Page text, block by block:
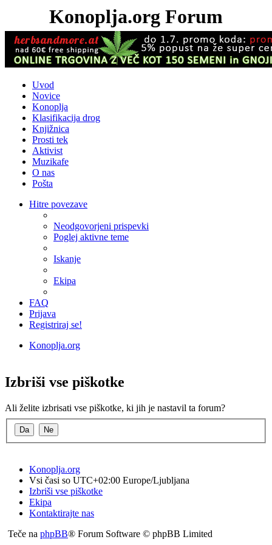
Konoplja.org Forum
Uvod
Novice
Konoplja
Klasifikacija drog
Knjižnica
Prosti tek
Aktivist
Muzikafe
O nas
Pošta
Hitre povezave
Neodgovorjeni prispevki
Poglej aktivne teme
Iskanje
Ekipa
FAQ
Prijava
Registriraj se!
Konoplja.org
Izbriši vse piškotke
Ali želite izbrisati vse piškotke, ki jih je nastavil ta forum?
Konoplja.org
Vsi časi so UTC+02:00 Europe/Ljubljana
Izbriši vse piškotke
Ekipa
Kontaktirajte nas
Teče na phpBB® Forum Software © phpBB Limited